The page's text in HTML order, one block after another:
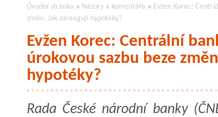
Úvodní stránka » Názory a komentáře » Evžen Korec:
změn. Jak zareagují hypotéky?
Evžen Korec: Centrální
úrokovou sazbu beze
hypotéky?
Rada České národní banky